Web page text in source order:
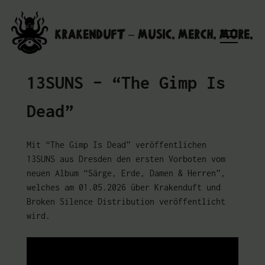
Skip
to
content
Krakenduft – MUSIC. MERCH. MORE.
13SUNS – “The Gimp Is
Dead”
Mit “The Gimp Is Dead” veröffentlichen
13SUNS aus Dresden den ersten Vorboten vom
neuen Album “Särge, Erde, Damen & Herren”,
welches am 01.05.2026 über Krakenduft und
Broken Silence Distribution veröffentlicht
wird.